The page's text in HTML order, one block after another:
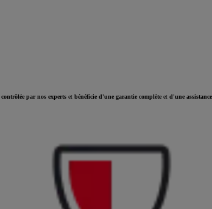
ÉLECTRIQUE
contrôlée par nos experts et bénéficie d'une garantie complète et d'une